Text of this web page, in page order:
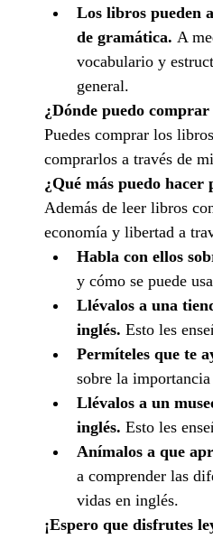
Los libros pueden
de gramática. A
vocabulario y
general.
¿Dónde puedo
Puedes comprar los
comprarlos a través de
¿Qué más puedo
Además de leer libros
economía y libertad a
Habla con ellos
y cómo se puede
Llévalos a una
inglés. Esto les
Permíteles que te
sobre la
Llévalos a un
inglés. Esto les
Anímalos a que
a comprender las
vidas en inglés.
¡Espero que disfrutes